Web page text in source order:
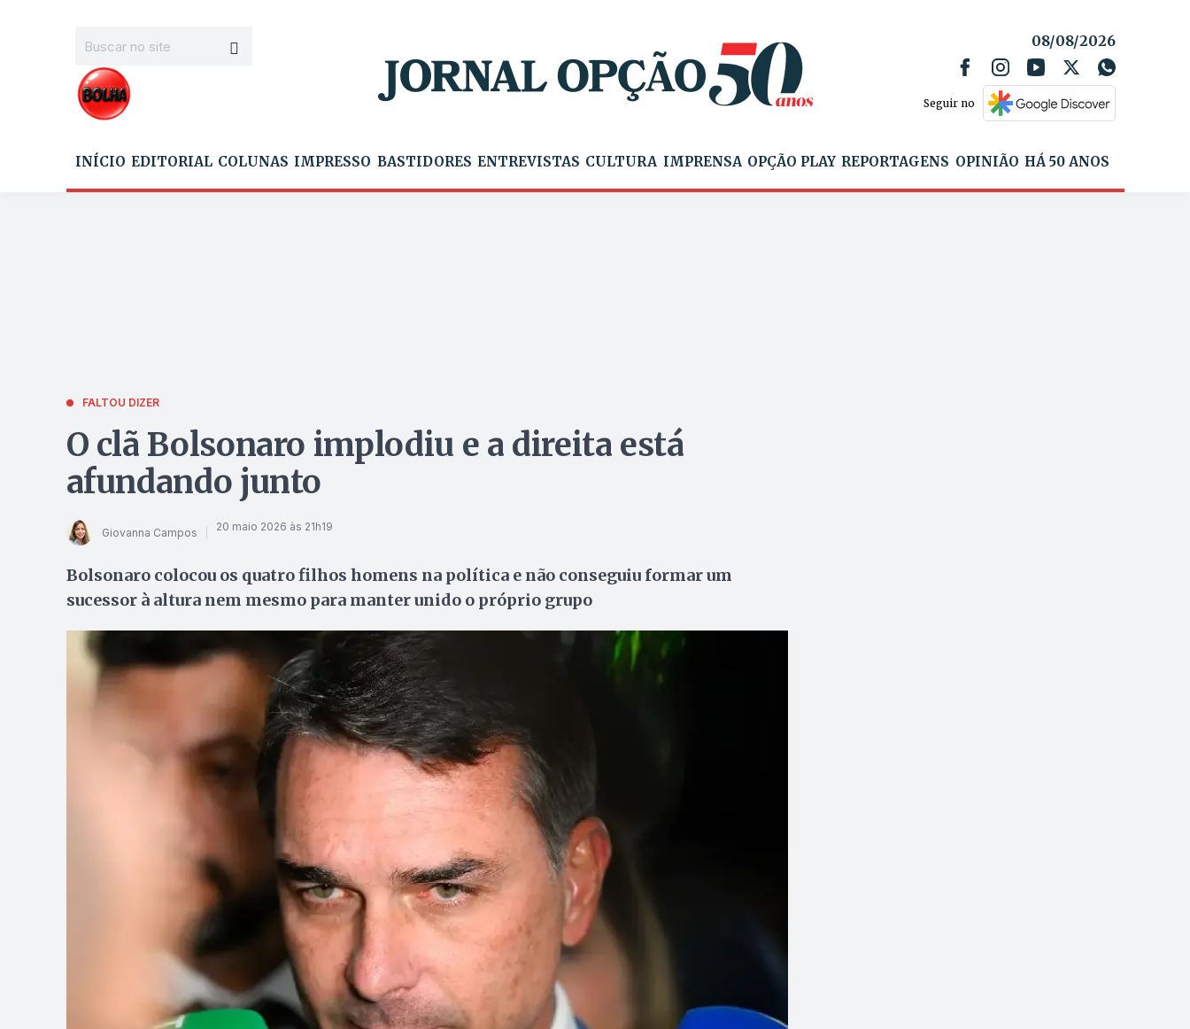
08/08/2026
Seguir no
INÍCIO EDITORIAL COLUNAS IMPRESSO BASTIDORES ENTREVISTAS CULTURA IMPRENSA OPÇÃO PLAY REPORTAGENS OPINIÃO HÁ 50 ANOS
FALTOU DIZER
O clã Bolsonaro implodiu e a direita está
afundando junto
Giovanna Campos 20 maio 2026 às 21h19
Bolsonaro colocou os quatro filhos homens na política e não conseguiu formar um
sucessor à altura nem mesmo para manter unido o próprio grupo